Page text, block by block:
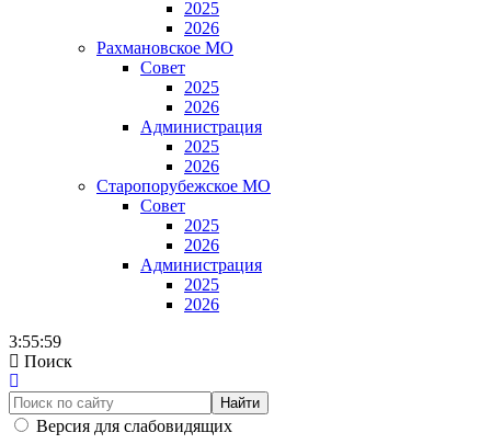
2025
2026
Рахмановское МО
Совет
2025
2026
Администрация
2025
2026
Старопорубежское МО
Совет
2025
2026
Администрация
2025
2026
3:56:00
Поиск
Найти
Версия для слабовидящих